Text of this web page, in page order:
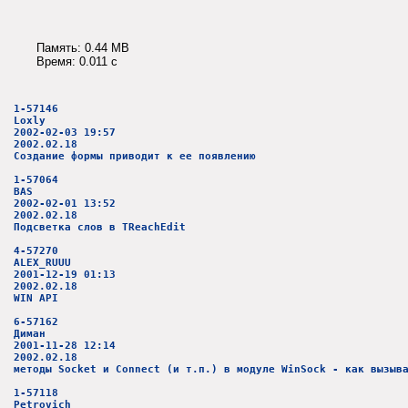
Память: 0.44 MB
Время: 0.011 c
1-57146
Loxly
2002-02-03 19:57
2002.02.18
Создание формы приводит к ее появлению
1-57064
BAS
2002-02-01 13:52
2002.02.18
Подсветка слов в TReachEdit
4-57270
ALEX_RUUU
2001-12-19 01:13
2002.02.18
WIN API
6-57162
Диман
2001-11-28 12:14
2002.02.18
методы Socket и Connect (и т.п.) в модуле WinSock - как
1-57118
Petrovich